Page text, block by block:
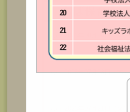
2026年08月04日（火）
2026年07月23日（木）